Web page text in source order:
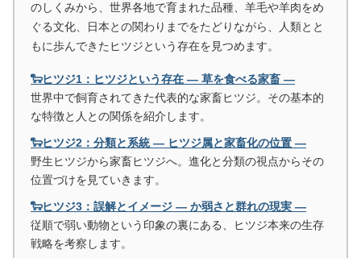
のしくみから、世界各地で育まれた品種、羊毛や羊肉をめ
ぐる文化、日本との関わりまでをたどりながら、人類とと
もに歩んできたヒツジという存在を見つめます。
🐑ヒツジ1：ヒツジという存在 ― 草を食べる家畜 ―
世界中で飼育されてきた代表的な家畜ヒツジ。その基本的
な特徴と人との関係を紹介します。
🐑ヒツジ2：分類と系統 ― ヒツジ属と家畜化の位置 ―
野生ヒツジから家畜ヒツジへ。進化と分類の視点からその
位置づけを見ていきます。
🐑ヒツジ3：誤解とイメージ ― か弱さと群れの現実 ―
従順で弱い動物という印象の裏にある、ヒツジ本来の生存
戦略を考察します。